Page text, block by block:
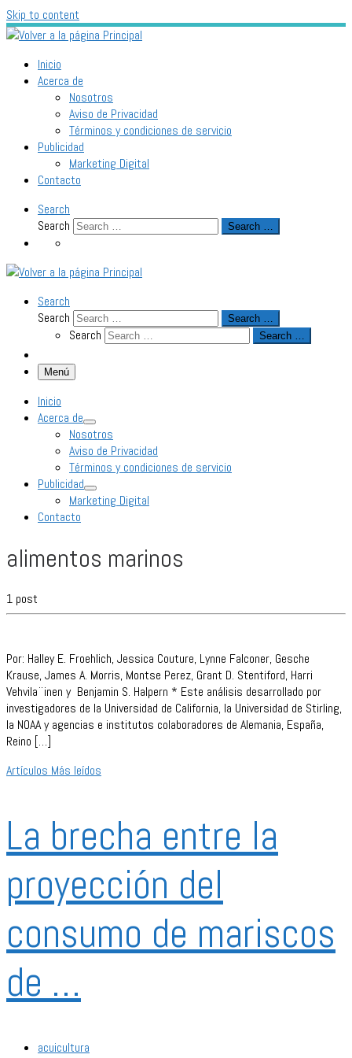
Skip to content
Inicio
Acerca de
Nosotros
Aviso de Privacidad
Términos y condiciones de servicio
Publicidad
Marketing Digital
Contacto
Search
Search
Search …
Search
Search
Search …
Search Search …
Menú
Inicio
Acerca de
Nosotros
Aviso de Privacidad
Términos y condiciones de servicio
Publicidad
Marketing Digital
Contacto
alimentos marinos
1 post
Por: Halley E. Froehlich, Jessica Couture, Lynne Falconer, Gesche
Krause, James A. Morris, Montse Perez, Grant D. Stentiford, Harri
Vehvila¨inen y Benjamin S. Halpern * Este análisis desarrollado por
investigadores de la Universidad de California, la Universidad de Stirling,
la NOAA y agencias e institutos colaboradores de Alemania, España,
Reino […]
Artículos Más leídos
La brecha entre la
proyección del
consumo de mariscos
de …
acuicultura